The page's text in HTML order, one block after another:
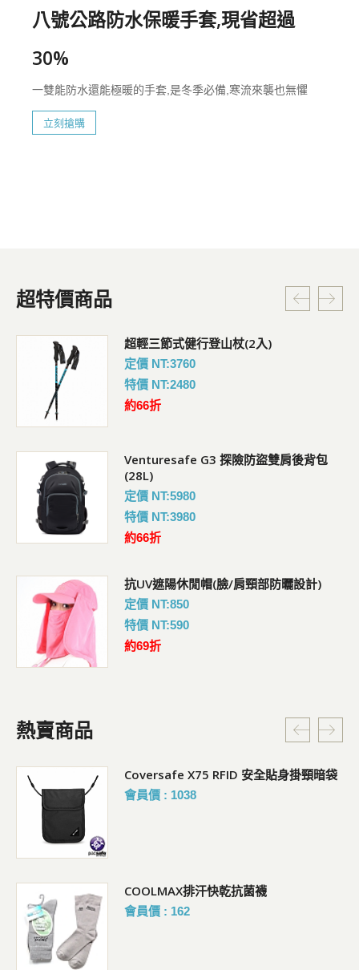
八號公路防水保暖手套,現省超過
30%
一雙能防水還能極暖的手套,是冬季必備,寒流來襲也無懼
立刻搶購
超特價商品
超輕三節式健行登山杖(2入)
定價 NT:3760
特價 NT:2480
約66折
Venturesafe G3 探險防盜雙肩後背包
(28L)
定價 NT:5980
特價 NT:3980
約66折
抗UV遮陽休閒帽(臉/肩頸部防曬設計)
定價 NT:850
特價 NT:590
約69折
熱賣商品
Coversafe X75 RFID 安全貼身掛頸暗袋
會員價 : 1038
COOLMAX排汗快乾抗菌襪
會員價 : 162